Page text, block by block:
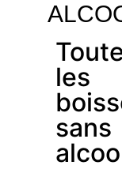
les
sans